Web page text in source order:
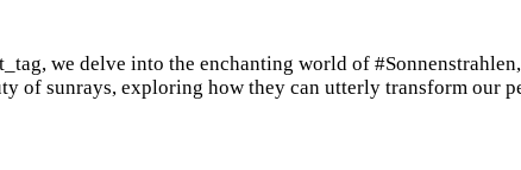
we delve into the enchanting world of
of sunrays, exploring how they can utterly transform our